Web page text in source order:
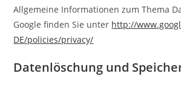
Allgemeine Informationen zum Thema
Google finden Sie unter http://
DE/policies/privacy/
Datenlöschung und